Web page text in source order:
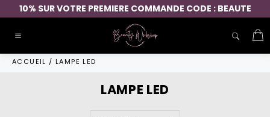
Passer
au
10% SUR VOTRE PREMIERE COMMANDE CODE : BEAUTE
ACCUEIL / LAMPE LED
LAMPE LED